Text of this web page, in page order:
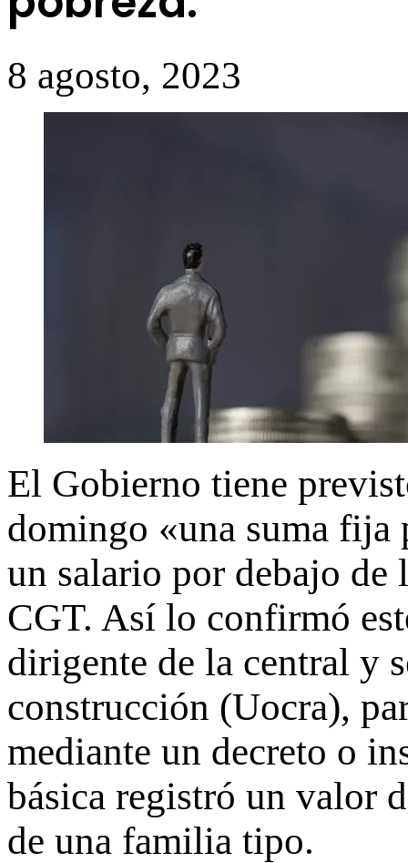
8 agosto, 2023
El Gobierno tiene
domingo «una suma fija
un salario por debajo de
CGT. Así lo confirmó
dirigente de la central y
construcción (Uocra),
mediante un decreto o
básica registró un valor
de una familia tipo.